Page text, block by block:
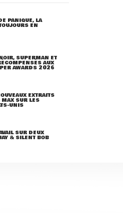
PANIQUE, LA
EN
SUPERMAN ET
AUX
AWARDS 2026
EXTRAITS
MAX SUR LES
UNIS
SUR DEUX
& SILENT BOB